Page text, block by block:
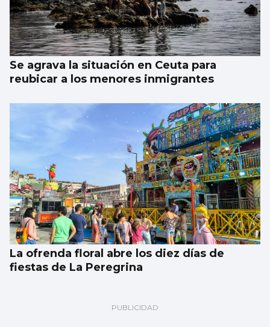
Se agrava la situación en Ceuta para
reubicar a los menores inmigrantes
La ofrenda floral abre los diez días de
fiestas de La Peregrina